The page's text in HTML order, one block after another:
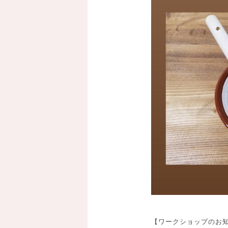
【ワークショップのお